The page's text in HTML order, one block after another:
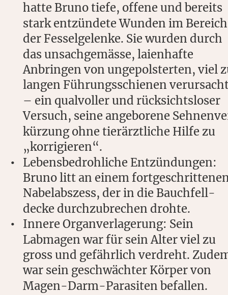
hatte Bruno tiefe, offene und bereits
stark entzündete Wunden im
der Fesselgelenke. Sie wurden durch
das unsachgemässe, laienhafte
Anbringen von ungepolsterten, viel
langen Führungsschienen
– ein qualvoller und rücksichtsloser
Versuch, seine angeborene
kürzung ohne tierärztliche Hilfe zu
„korrigieren“.
•
Lebensbedrohliche Entzündungen:
Bruno litt an einem
Nabelabszess, der in die Bauchfell-
decke durchzubrechen drohte.
•
Innere Organverlagerung: Sein
Labmagen war für sein Alter viel zu
gross und gefährlich verdreht.
war sein geschwächter Körper von
Magen-Darm-Parasiten befallen.